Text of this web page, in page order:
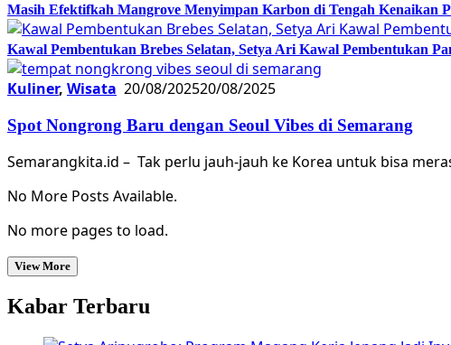
Masih Efektifkah Mangrove Menyimpan Karbon di Tengah Kenaikan
Kawal Pembentukan Brebes Selatan, Setya Ari Kawal Pembentukan
Kuliner, Wisata 20/08/202520/08/2025
Spot Nongrong Baru dengan Seoul Vibes di Semarang
Semarangkita.id – Tak perlu jauh-jauh ke Korea untuk bisa
No More Posts Available.
No more pages to load.
View More
Kabar Terbaru